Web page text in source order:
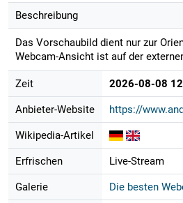
Beschreibung
Das Vorschaubild dient nur zur
Webcam-Ansicht ist auf der
Zeit 2026-08-08
Anbieter-Website https://
Wikipedia-Artikel
Erfrischen Live-Stream
Galerie Die besten